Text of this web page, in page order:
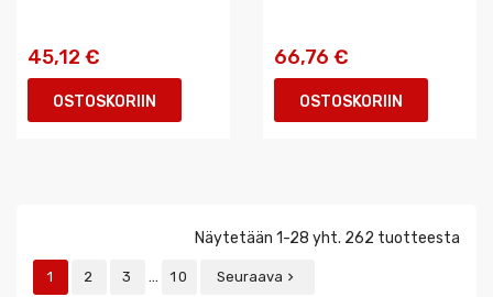
45,12 €
OSTOSKORIIN
66,76 €
OSTOSKORIIN
Näytetään 1-28 yht. 262 tuotteesta
1 2 3 … 10 Seuraava 